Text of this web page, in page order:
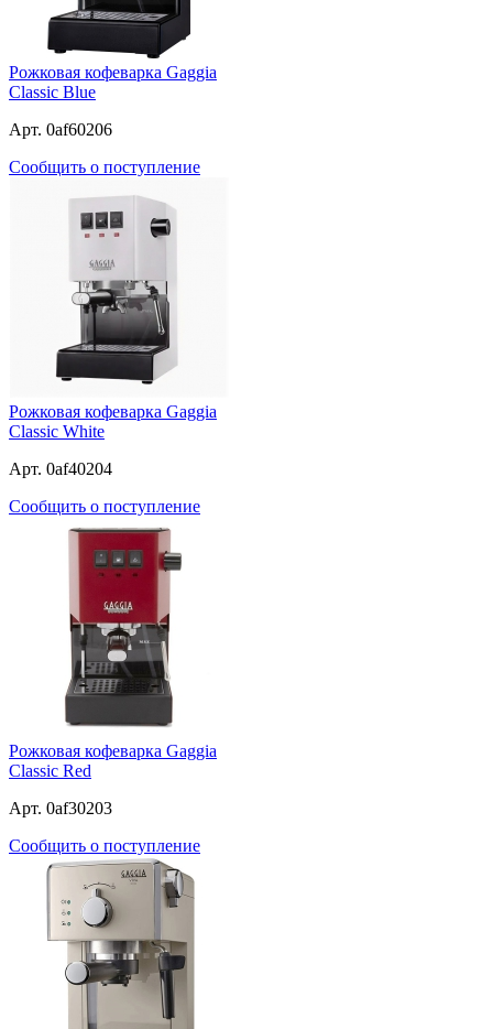
Рожковая кофеварка Gaggia
Classic Blue
Арт. 0af60206
Сообщить о поступление
Рожковая кофеварка Gaggia
Classic White
Арт. 0af40204
Сообщить о поступление
Рожковая кофеварка Gaggia
Classic Red
Арт. 0af30203
Сообщить о поступление